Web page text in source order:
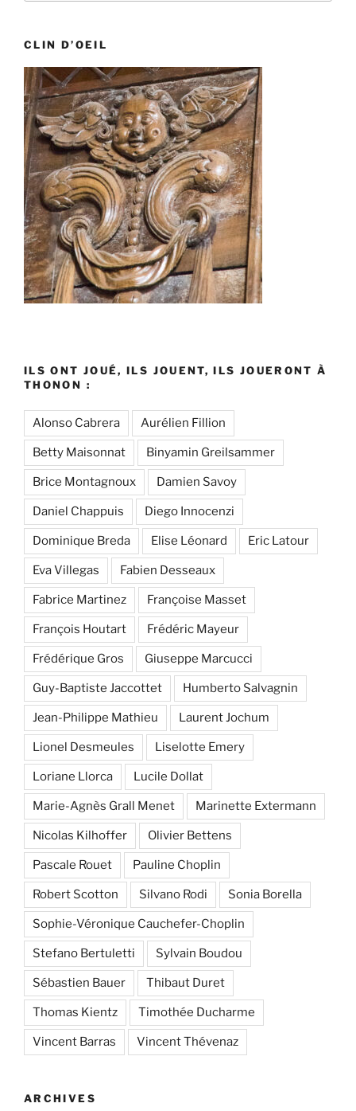
CLIN D’OEIL
ILS ONT JOUÉ, ILS JOUENT, ILS JOUERONT À
THONON :
Alonso Cabrera Aurélien Fillion
Betty Maisonnat Binyamin Greilsammer
Brice Montagnoux Damien Savoy
Daniel Chappuis Diego Innocenzi
Dominique Breda Elise Léonard Eric Latour
Eva Villegas Fabien Desseaux
Fabrice Martinez Françoise Masset
François Houtart Frédéric Mayeur
Frédérique Gros Giuseppe Marcucci
Guy-Baptiste Jaccottet Humberto Salvagnin
Jean-Philippe Mathieu Laurent Jochum
Lionel Desmeules Liselotte Emery
Loriane Llorca Lucile Dollat
Marie-Agnès Grall Menet Marinette Extermann
Nicolas Kilhoffer Olivier Bettens
Pascale Rouet Pauline Choplin
Robert Scotton Silvano Rodi Sonia Borella
Sophie-Véronique Cauchefer-Choplin
Stefano Bertuletti Sylvain Boudou
Sébastien Bauer Thibaut Duret
Thomas Kientz Timothée Ducharme
Vincent Barras Vincent Thévenaz
ARCHIVES